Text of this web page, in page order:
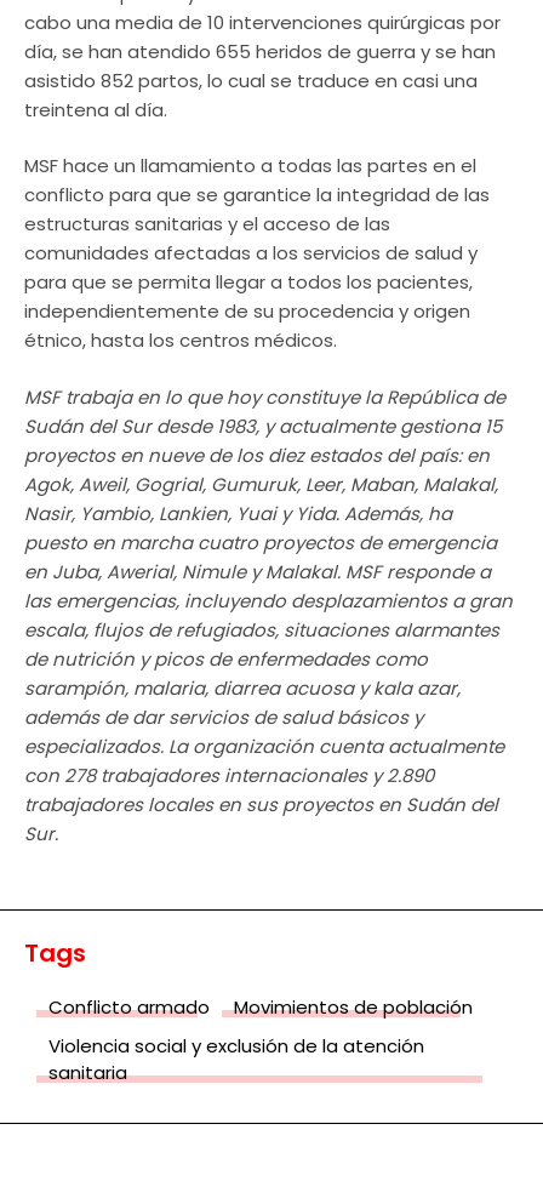
cabo una media de 10 intervenciones quirúrgicas por
día, se han atendido 655 heridos de guerra y se han
asistido 852 partos, lo cual se traduce en casi una
treintena al día.
MSF hace un llamamiento a todas las partes en el
conflicto para que se garantice la integridad de las
estructuras sanitarias y el acceso de las
comunidades afectadas a los servicios de salud y
para que se permita llegar a todos los pacientes,
independientemente de su procedencia y origen
étnico, hasta los centros médicos.
MSF trabaja en lo que hoy constituye la República de
Sudán del Sur desde 1983, y actualmente gestiona 15
proyectos en nueve de los diez estados del país: en
Agok, Aweil, Gogrial, Gumuruk, Leer, Maban, Malakal,
Nasir, Yambio, Lankien, Yuai y Yida. Además, ha
puesto en marcha cuatro proyectos de emergencia
en Juba, Awerial, Nimule y Malakal. MSF responde a
las emergencias, incluyendo desplazamientos a gran
escala, flujos de refugiados, situaciones alarmantes
de nutrición y picos de enfermedades como
sarampión, malaria, diarrea acuosa y kala azar,
además de dar servicios de salud básicos y
especializados. La organización cuenta actualmente
con 278 trabajadores internacionales y 2.890
trabajadores locales en sus proyectos en Sudán del
Sur.
Tags
Conflicto armado
Movimientos de población
Violencia social y exclusión de la atención
sanitaria